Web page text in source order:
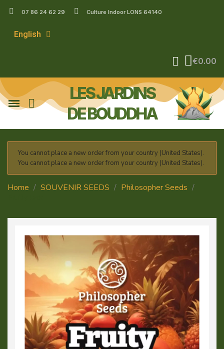
07 86 24 62 29 Culture Indoor LONS 64140
English
€0.00
LES JARDINS
DE BOUDDHA
You cannot place a new order from your country (United States).
You cannot place a new order from your country (United States).
Home SOUVENIR SEEDS
Philosopher Seeds